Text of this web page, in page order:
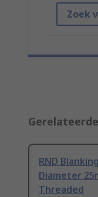
Zoek
RND
Diameter
Threaded